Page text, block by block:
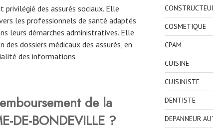
des assurés sociaux. Elle
les professionnels de santé adaptés
leurs démarches administratives. Elle
dossiers médicaux des assurés, en
des informations.
de la
DE-BONDEVILLE ?
COSMETIQUE
CPAM
CUISINE
CUISINISTE
DENTISTE
DEPANNEUR